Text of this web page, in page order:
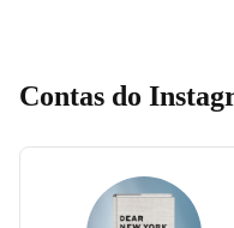
Contas do